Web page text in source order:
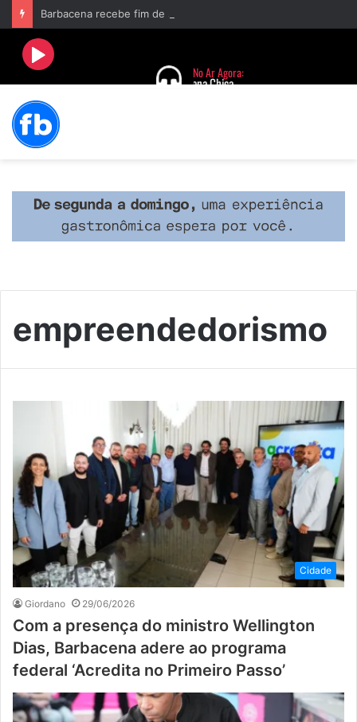
empreendedorismo
Cidade
Giordano 29/06/2026
Com a presença do ministro Wellington
Dias, Barbacena adere ao programa
federal ‘Acredita no Primeiro Passo’